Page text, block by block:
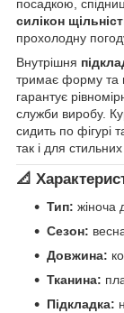
посадкою,
силікон
прохолодну
Внутрішня
тримає форму та
гарантує
служби виробу.
сидить по фігурі
так і для
📐
Тип: жіноча
Сезон:
Довжина:
Тканина:
Підкладка: